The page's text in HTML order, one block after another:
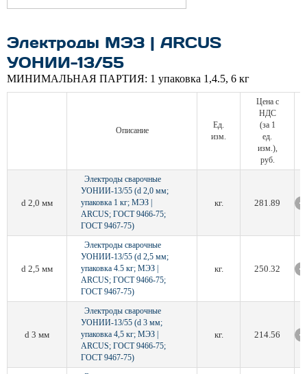
Электроды МЭЗ | ARCUS
УОНИИ-13/55
МИНИМАЛЬНАЯ ПАРТИЯ: 1 упаковка 1,4.5, 6 кг
Описание
Ед.
изм.
Цена с
НДС
(за 1
ед.
изм.),
руб.
d 2,0 мм
Электроды сварочные
УОНИИ-13/55 (d 2,0 мм;
упаковка 1 кг; МЭЗ |
ARCUS; ГОСТ 9466-75;
ГОСТ 9467-75)
кг. 281.89
d 2,5 мм
Электроды сварочные
УОНИИ-13/55 (d 2,5 мм;
упаковка 4.5 кг; МЭЗ |
ARCUS; ГОСТ 9466-75;
ГОСТ 9467-75)
кг. 250.32
d 3 мм
Электроды сварочные
УОНИИ-13/55 (d 3 мм;
упаковка 4,5 кг; МЭЗ |
ARCUS; ГОСТ 9466-75;
ГОСТ 9467-75)
кг. 214.56